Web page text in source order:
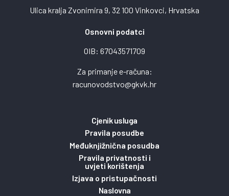
Ulica kralja Zvonimira 9, 32 100 Vinkovci, Hrvatska
Osnovni podatci
OIB: 67043571709
Za primanje e-računa:
racunovodstvo@gkvk.hr
Cjenik usluga
Pravila posudbe
Međuknjižnična posudba
Pravila privatnosti i
uvjeti korištenja
Izjava o pristupačnosti
Naslovna